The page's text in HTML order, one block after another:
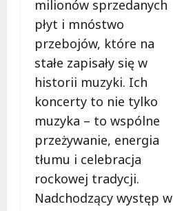
milionów sprzedanych
płyt i mnóstwo
przebojów, które na
stałe zapisały się w
historii muzyki. Ich
koncerty to nie tylko
muzyka – to wspólne
przeżywanie, energia
tłumu i celebracja
rockowej tradycji.
Nadchodzący występ w